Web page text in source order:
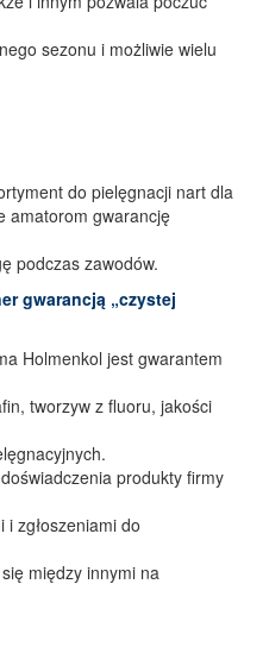
sezonu i możliwie wielu
do pielęgnacji nart dla
amatorom gwarancję
podczas zawodów.
gwarancją „czystej
Holmenkol jest gwarantem
tworzyw z fluoru, jakości
produkty firmy
zgłoszeniami do
między innymi na